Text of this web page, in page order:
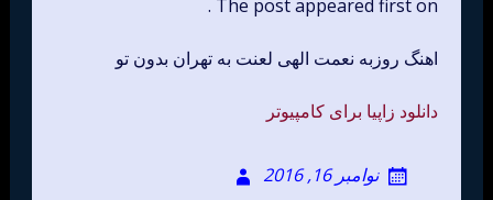
The post appeared first on .
اهنگ روزبه نعمت الهی لعنت به تهران بدون تو
دانلود زاپیا برای کامپیوتر
نوامبر 16, 2016